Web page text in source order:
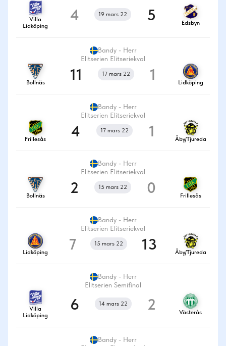
Villa
Lidköping
4 19 mars 22 5 Edsbyn
Bandy - Herr
Elitserien Elitseriekval
Bollnäs 11 17 mars 22 1 Lidköping
Bandy - Herr
Elitserien Elitseriekval
Frillesås 4 17 mars 22 1 Åby/Tjureda
Bandy - Herr
Elitserien Elitseriekval
Bollnäs 2 15 mars 22 0 Frillesås
Bandy - Herr
Elitserien Elitseriekval
Lidköping 7 15 mars 22 13 Åby/Tjureda
Bandy - Herr
Elitserien Semifinal
Villa
Lidköping
6 14 mars 22 2 Västerås
Bandy - Herr